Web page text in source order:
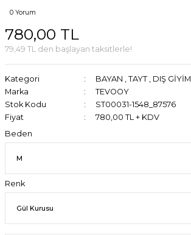
0 Yorum
780,00 TL
79,49 TL den başlayan taksitlerle!
Kategori BAYAN , TAYT , DIŞ GİYİM
Marka
TEVOOY
Stok Kodu
ST00031-1548_87576
Fiyat
780,00 TL + KDV
Beden
Renk